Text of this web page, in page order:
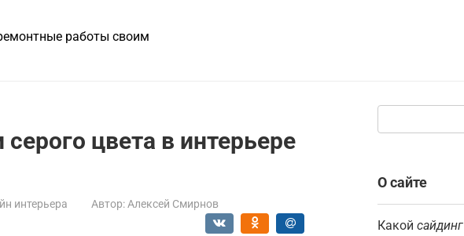
работы своим
цвета в интерьере
интерьера Автор: Алексей Смирнов
О сайте
Какой сайдинг